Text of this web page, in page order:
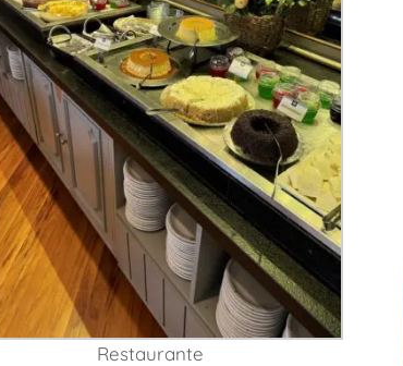
Restaurante